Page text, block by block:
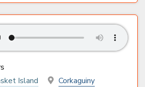
Island
Corkaguiny